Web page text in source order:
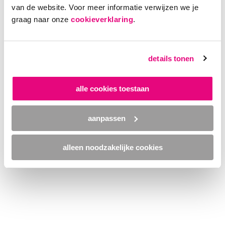
van de website. Voor meer informatie verwijzen we je
graag naar onze cookieverklaring.
details tonen
alle cookies toestaan
aanpassen
alleen noodzakelijke cookies
Application error: a client-side exception has occurred (see the